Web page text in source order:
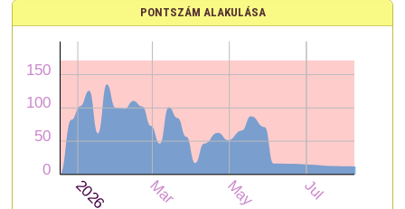
PONTSZÁM ALAKULÁSA